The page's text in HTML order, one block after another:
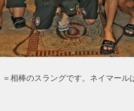
相棒のスラングです。ネイマー